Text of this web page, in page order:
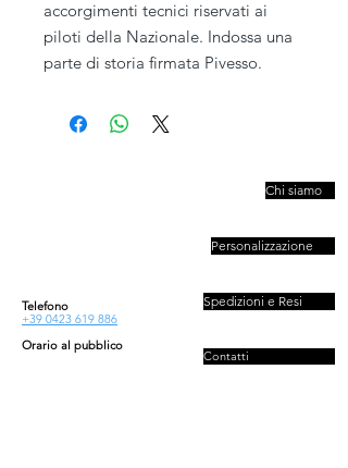
accorgimenti tecnici riservati ai
piloti della Nazionale. Indossa una
parte di storia firmata Pivesso.
Telefono
+39 0423 619 886
Orario al pubblico
Chi siamo
Personalizzazione
Spedizioni e Resi
Contatti